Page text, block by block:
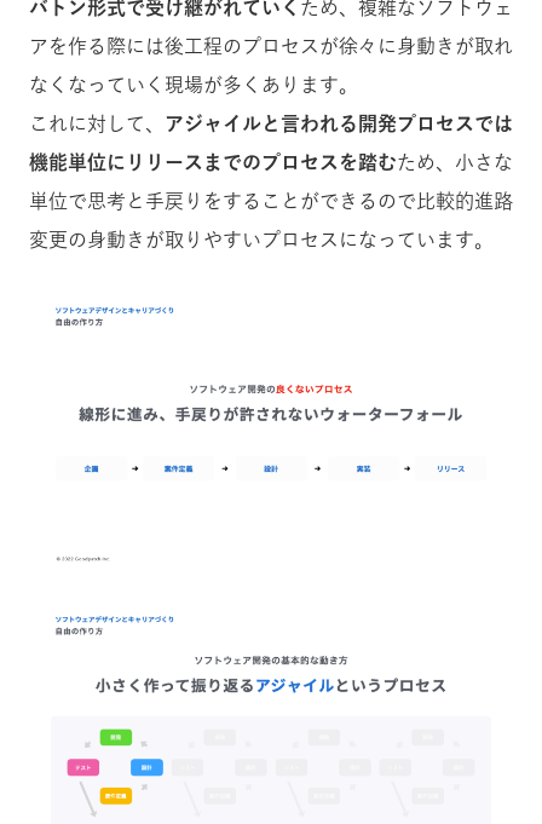
バトン形式で受け継がれていく ため、複雑なソフトウェ
アを作る際には後工程のプロセスが徐々に身動きが取れ
なくなっていく現場が多くあります。
これに対して、 アジャイルと言われる開発プロセスでは
機能単位にリリースまでのプロセスを踏むため、小さな
単位で思考と手戻りをすることができるので比較的進路
変更の身動きが取りやすいプロセスになっています。